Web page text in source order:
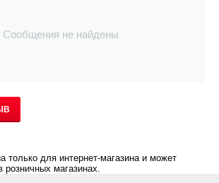
Сообщения не найдены
только для интернет-магазина и может
розничных магазинах.